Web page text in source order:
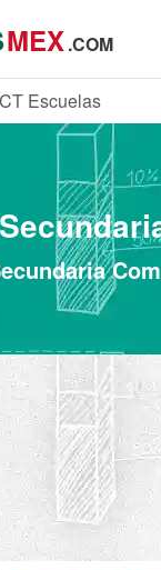
MEX.COM
Escuelas